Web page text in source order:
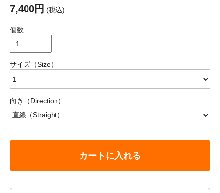
7,400円 (税込)
個数
サイズ（Size）
向き（Direction）
カートに入れる